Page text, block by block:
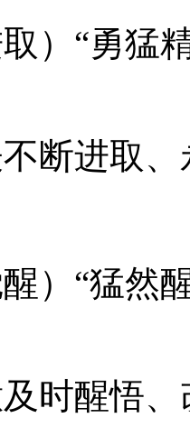
）“勇猛
不断进取
）“猛然
及时醒悟